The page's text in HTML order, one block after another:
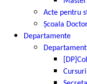
Acte pentru
Școala
Departamente
Cursuri